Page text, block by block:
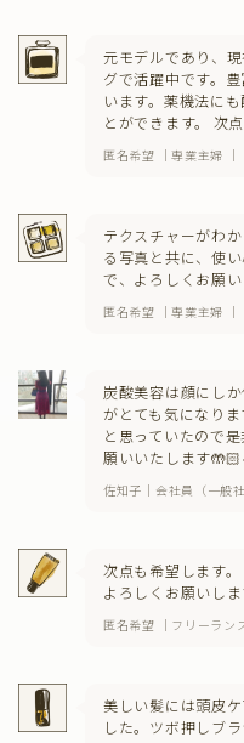
元モデルであり、
グで活躍中です。
います。薬機法に
とができます。 次
匿名希望 ｜専業主婦 ｜
テクスチャーがわ
る写真と共に、使
で、よろしくお願
匿名希望 ｜専業主婦 ｜
炭酸美容は顔にし
がとても気になり
と思っていたので
願いいたします
佐知子｜会社員（一般
次点も希望します。
よろしくお願いしま
匿名希望 ｜フリーラン
美しい髪には頭皮
した。ツボ押しブ